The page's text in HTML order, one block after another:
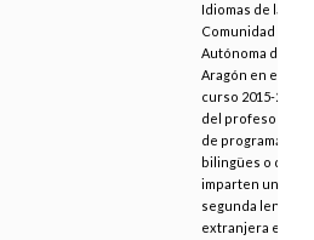
Idiomas de la
Comunidad
Autónoma de
Aragón en el
curso 2015-2016,
del profesorado
de programas
bilingües o que
imparten una
segunda lengua
extranjera en 5.º